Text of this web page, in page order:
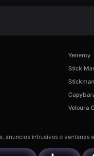
Yenemy
Stick
Veloura
intrusivos o